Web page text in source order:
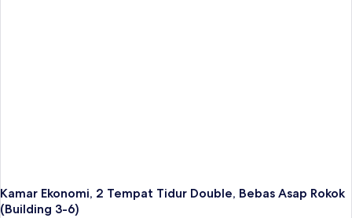
Kamar Ekonomi, 2 Tempat Tidur Double, Bebas Asap Rokok
(Building 3-6)